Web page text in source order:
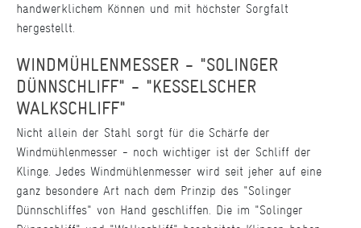
handwerklichem Können und mit höchster Sorgfalt
hergestellt.
WINDMÜHLENMESSER - "SOLINGER
DÜNNSCHLIFF" - "KESSELSCHER
WALKSCHLIFF"
Nicht allein der Stahl sorgt für die Schärfe der
Windmühlenmesser - noch wichtiger ist der Schliff der
Klinge. Jedes Windmühlenmesser wird seit jeher auf eine
ganz besondere Art nach dem Prinzip des "Solinger
Dünnschliffes" von Hand geschliffen. Die im "Solinger